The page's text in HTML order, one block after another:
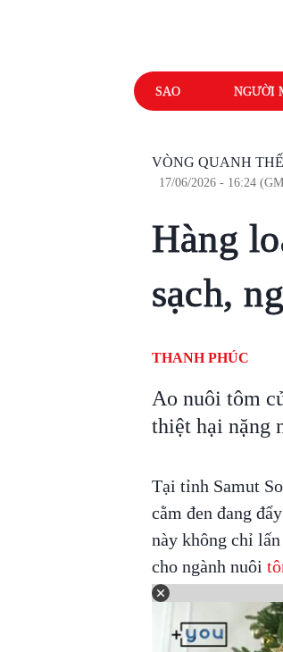
SAO NGƯỜI
VÒNG QUANH
17/06/2026 - 16:24
Hàng
sạch,
THANH PHÚC
Ao nuôi tôm
thiệt hại nặng
Tại tỉnh Samut
cằm đen đang
này không chỉ
cho ngành nuôi